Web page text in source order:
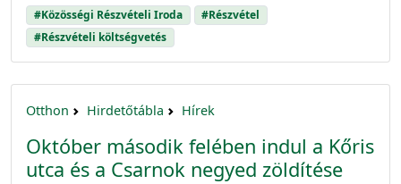
#Közösségi Részvételi Iroda
#Részvétel
#Részvételi költségvetés
Otthon Hirdetőtábla Hírek
Október második felében indul a Kőris
utca és a Csarnok negyed zöldítése